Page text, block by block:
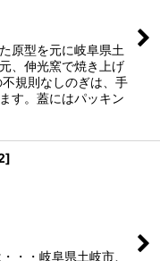
原型を元に岐阜県土
、伸光窯で焼き上げ
規則なしのぎは、手
す。蓋にはパッキン
]
・・岐阜県土岐市、